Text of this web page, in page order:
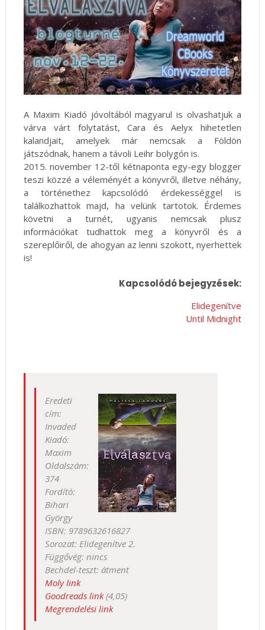
A Maxim Kiadó jóvoltából magyarul is olvashatjuk a
várva várt folytatást, Cara és Aelyx hihetetlen
kalandjait, amelyek már nemcsak a Földön
játszódnak, hanem a távoli Leihr bolygón is.
2015. november 12-től kétnaponta egy-egy blogger
teszi közzé a véleményét a könyvről, illetve néhány,
a történethez kapcsolódó érdekességgel is
találkozhattok majd, ha velünk tartotok. Érdemes
követni a turnét, ugyanis nemcsak plusz
információkat tudhattok meg a könyvről és a
szereplőiről, de ahogyan az lenni szokott, nyerhettek
is!
Kapcsolódó bejegyzések:
Elidegenítve
Until Midnight
Eredeti
cím:
Invaded
Kiadó:
Maxim
Oldalszám:
374
Fordító:
Bihari
György
ISBN: 9789632616827
Sorozat: Elidegenítve 2.
Függővég: nincs
Bechdel-teszt: átment
Moly link
Goodreads link(4,05)
Megrendelési link